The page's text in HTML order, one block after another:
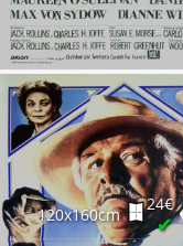
120x160cm
24€
✔